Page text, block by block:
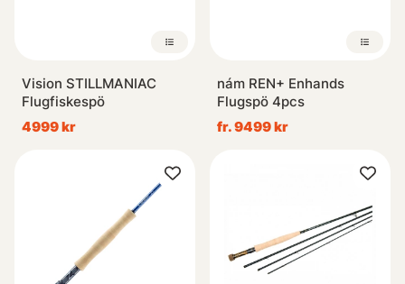
Vision STILLMANIAC
Flugfiskespö
4999 kr
nám REN+ Enhands
Flugspö 4pcs
fr. 9499 kr